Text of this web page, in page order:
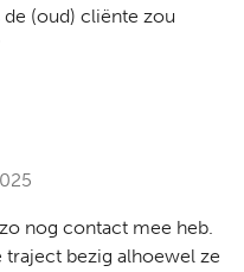
(oud) cliënte zou
nog contact mee heb.
traject bezig alhoewel ze